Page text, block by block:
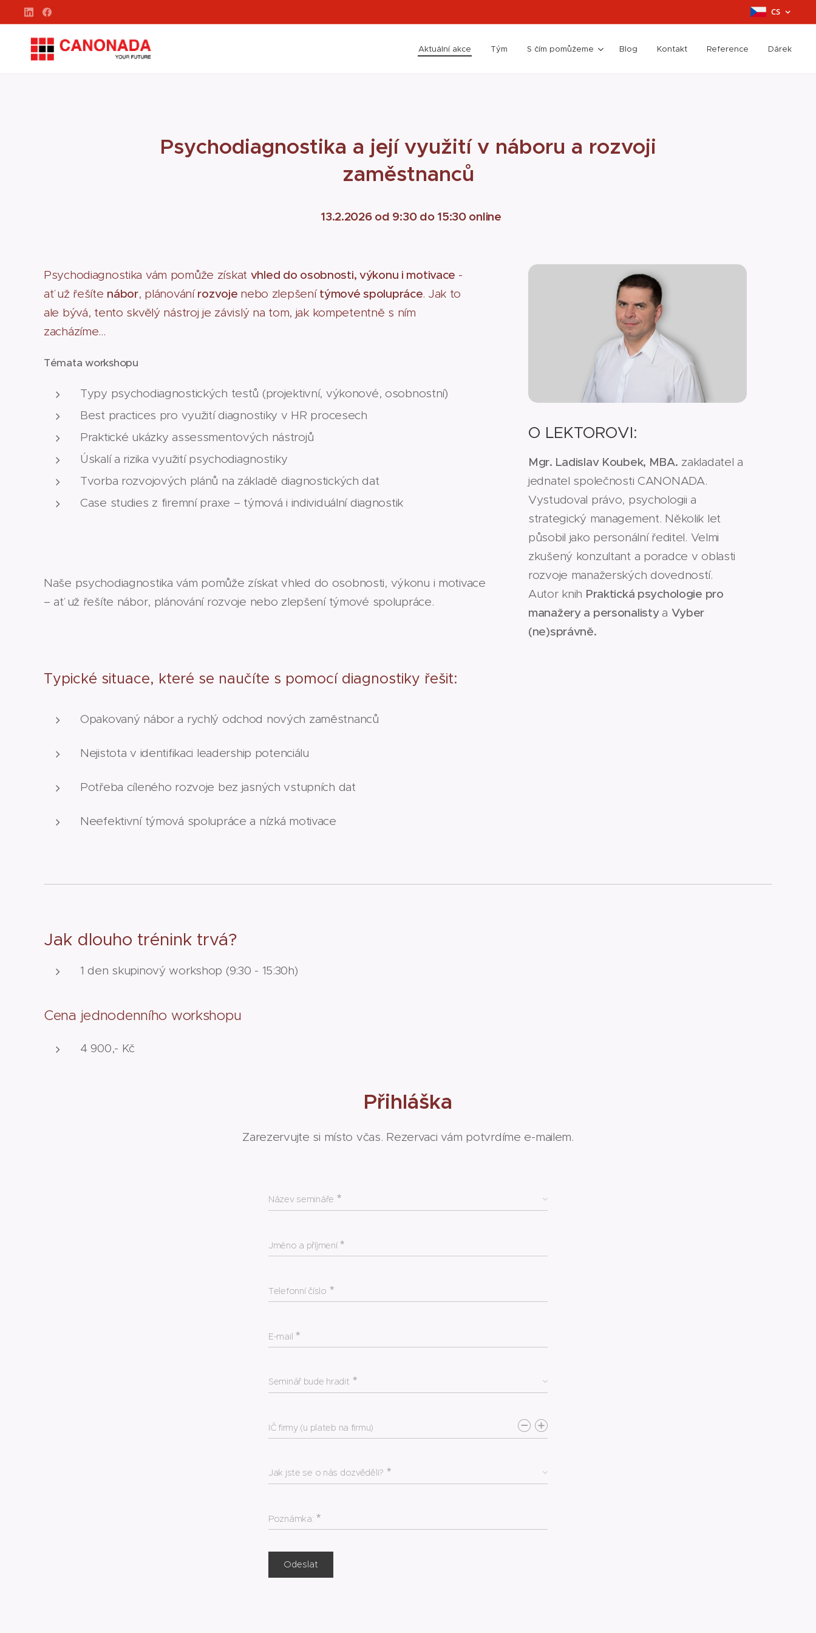
CS
Aktuální akce Tým S čím pomůžeme Blog Kontakt Reference Dárek
Psychodiagnostika a její využitív náboru a rozvoji
zaměstnanců
13.2.2026 od 9:30 do 15:30 online
Psychodiagnostika vám pomůže získat vhled do osobnosti, výkonu i motivace -
ať už řešíte nábor, plánovánírozvoje nebo zlepšenítýmové spolupráce. Jak to
ale bývá, tento skvělý nástroj je závislý na tom, jak kompetentně s ním
zacházíme...
Témata workshopu
Typy psychodiagnostických testů (projektivní, výkonové, osobnostní)
Best practices pro využití diagnostiky v HR procesech
Praktické ukázky assessmentových nástrojů
Úskalí a rizika využití psychodiagnostiky
Tvorba rozvojových plánů na základě diagnostických dat
Case studies z firemní praxe – týmová i individuální diagnostik
Naše psychodiagnostika vám pomůže získat vhled do osobnosti, výkonu i motivace
– ať už řešíte nábor, plánování rozvoje nebo zlepšení týmové spolupráce.
Typické situace, které se naučíte s pomocí diagnostiky řešit:
Opakovaný nábor a rychlý odchod nových zaměstnanců
Nejistota v identifikaci leadership potenciálu
Potřeba cíleného rozvoje bez jasných vstupních dat
Neefektivní týmová spolupráce a nízká motivace
O LEKTOROVI:
Mgr. Ladislav Koubek, MBA. zakladatel a
jednatel společnosti CANONADA.
Vystudoval právo, psychologii a
strategický management. Několik let
působil jako personální ředitel. Velmi
zkušený konzultant a poradce v oblasti
rozvoje manažerských dovedností.
Autor knih Praktická psychologie pro
manažery a personalisty a Vyber
(ne)správně.
Jak dlouho trénink trvá?
1 den skupinový workshop (9:30 - 15:30h)
Cena jednodenního workshopu
4 900,- Kč
Přihláška
Zarezervujte si místo včas. Rezervaci vám potvrdíme e-mailem.
Název semináře
Jméno a příjmení
Telefonní číslo
E-mail
Seminář bude hradit
IČ firmy (u plateb na firmu)
Jak jste se o nás dozvěděli?
Poznámka:
Odeslat